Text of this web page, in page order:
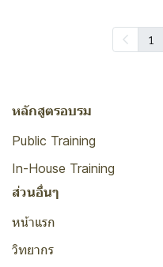
1
หลักสูตรอบรม
Public Training
In-House Training
ส่วนอื่นๆ
หน้าแรก
วิทยากร